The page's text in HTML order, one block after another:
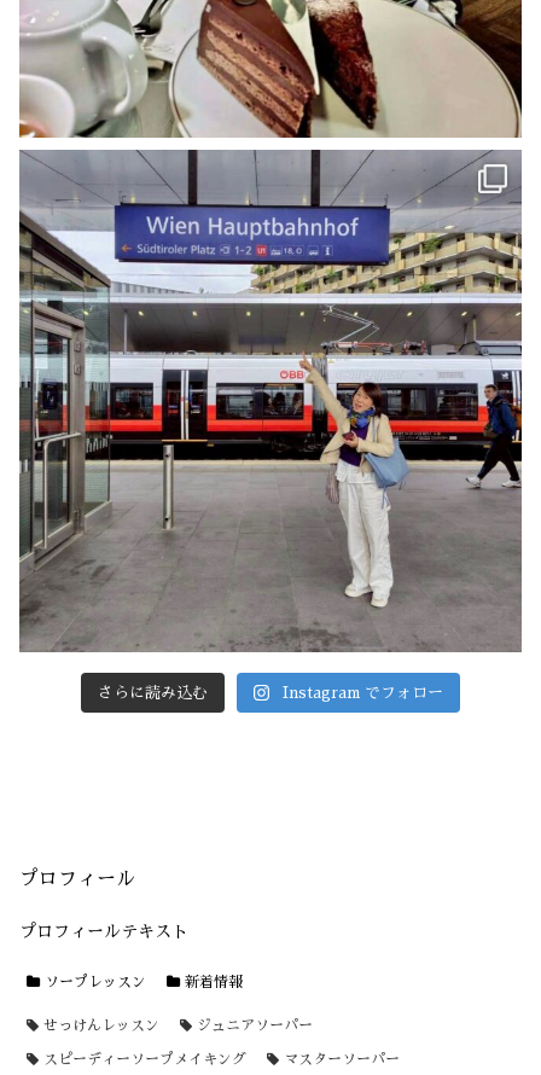
さらに読み込む Instagram でフォロー
プロフィール
プロフィールテキスト
ソープレッスン 新着情報
せっけんレッスン ジュニアソーパー
スピーディーソープメイキング マスターソーパー